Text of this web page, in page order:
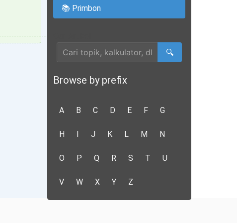
📚 Primbon
🔍
Browse by prefix
A B C D E F G
H I J K L M N
O P Q R S T U
V W X Y Z